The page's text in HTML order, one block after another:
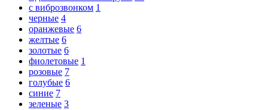
с виброзвонком 1
черные 4
оранжевые 6
желтые 6
золотые 6
фиолетовые 1
розовые 7
голубые 6
синие 7
зеленые 3